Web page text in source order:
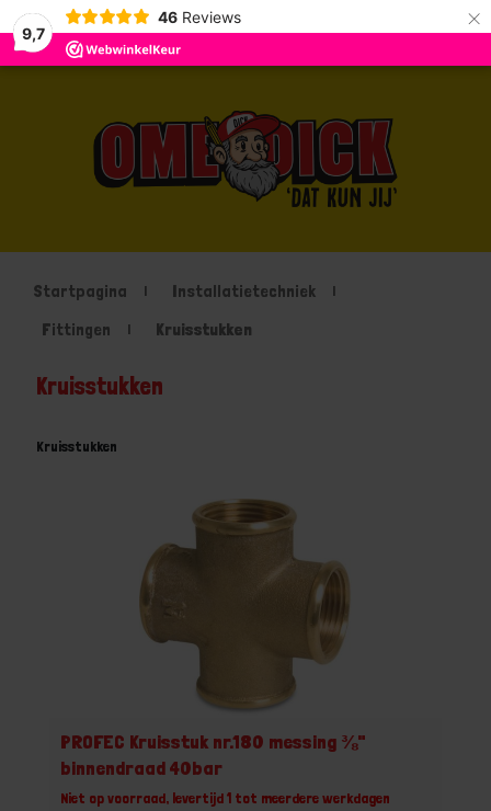
9,7
46 Reviews ×
Startpagina
Installatietechniek
Fittingen
Kruisstukken
Kruisstukken
Kruisstukken
PROFEC Kruisstuk nr.180 messing ⅜"
binnendraad 40bar
Niet op voorraad, levertijd 1 tot meerdere werkdagen